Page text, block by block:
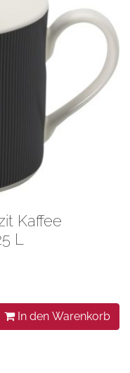
Kaffee
L
In den Warenkorb